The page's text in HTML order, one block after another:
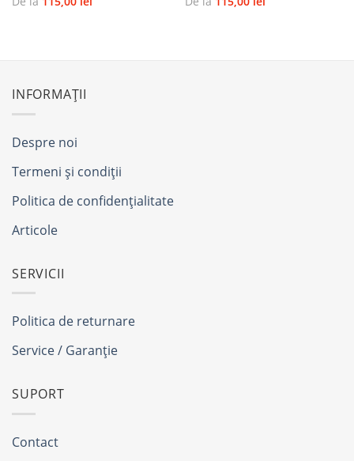
INFORMAȚII
Despre noi
Termeni și condiții
Politica de confidențialitate
Articole
SERVICII
Politica de returnare
Service / Garanție
SUPORT
Contact